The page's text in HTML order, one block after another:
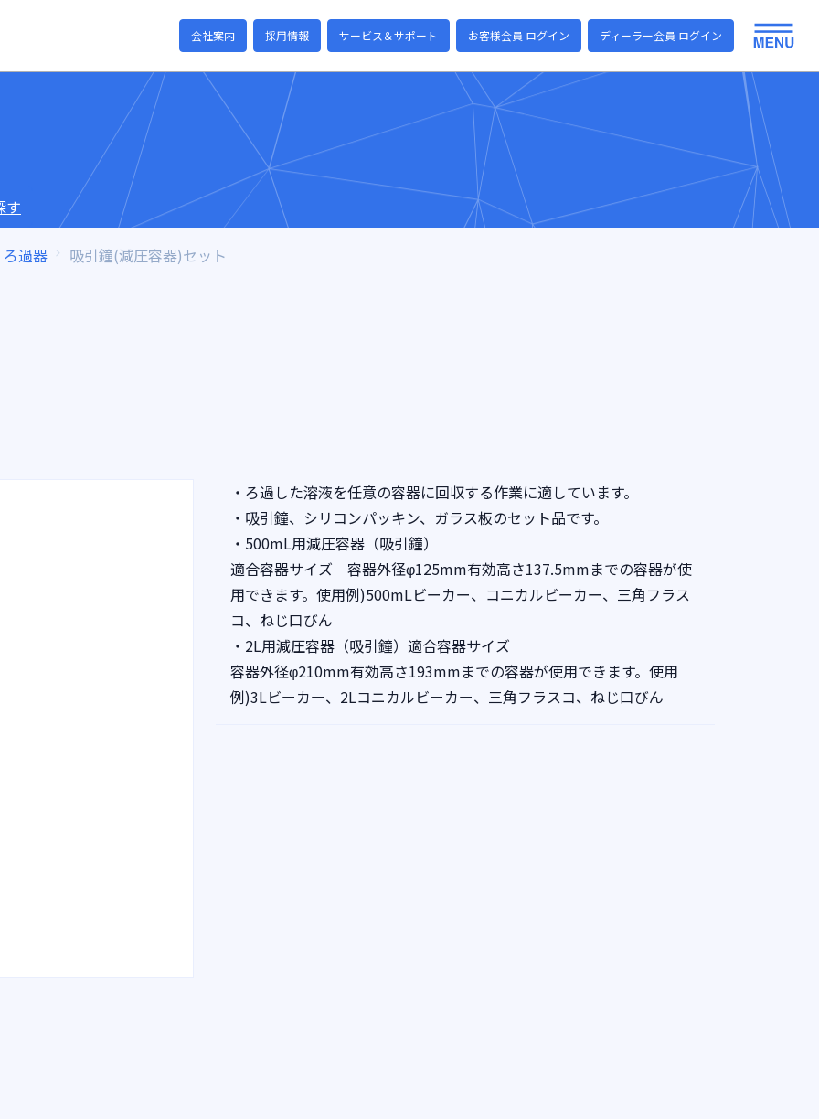
会社案内 採用情報 サービス＆サポート お客様会員 ログイン ディーラー会員 ログイン
す
ろ過器 吸引鐘(減圧容器)セット
・ろ過した溶液を任意の容器に回収する作業に適しています。
・吸引鐘、シリコンパッキン、ガラス板のセット品です。
・500mL用減圧容器（吸引鐘）
適合容器サイズ 容器外径φ125mm有効高さ137.5mmまでの容器が使
用できます。使用例)500mLビーカー、コニカルビーカー、三角フラス
コ、ねじ口びん
・2L用減圧容器（吸引鐘）適合容器サイズ
容器外径φ210mm有効高さ193mmまでの容器が使用できます。使用
例)3Lビーカー、2Lコニカルビーカー、三角フラスコ、ねじ口びん